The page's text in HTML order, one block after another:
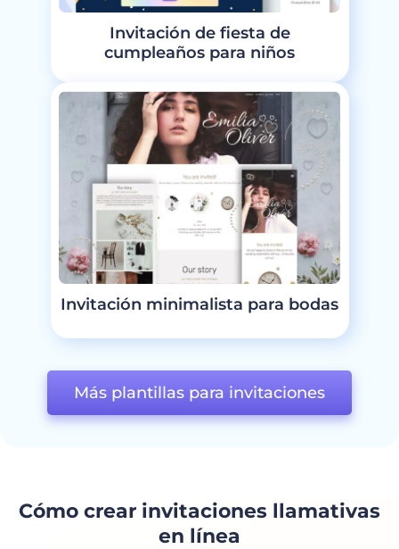
Invitación de fiesta de
cumpleaños para niños
Invitación minimalista para bodas
Más plantillas para invitaciones
Cómo crear invitaciones llamativas
en línea